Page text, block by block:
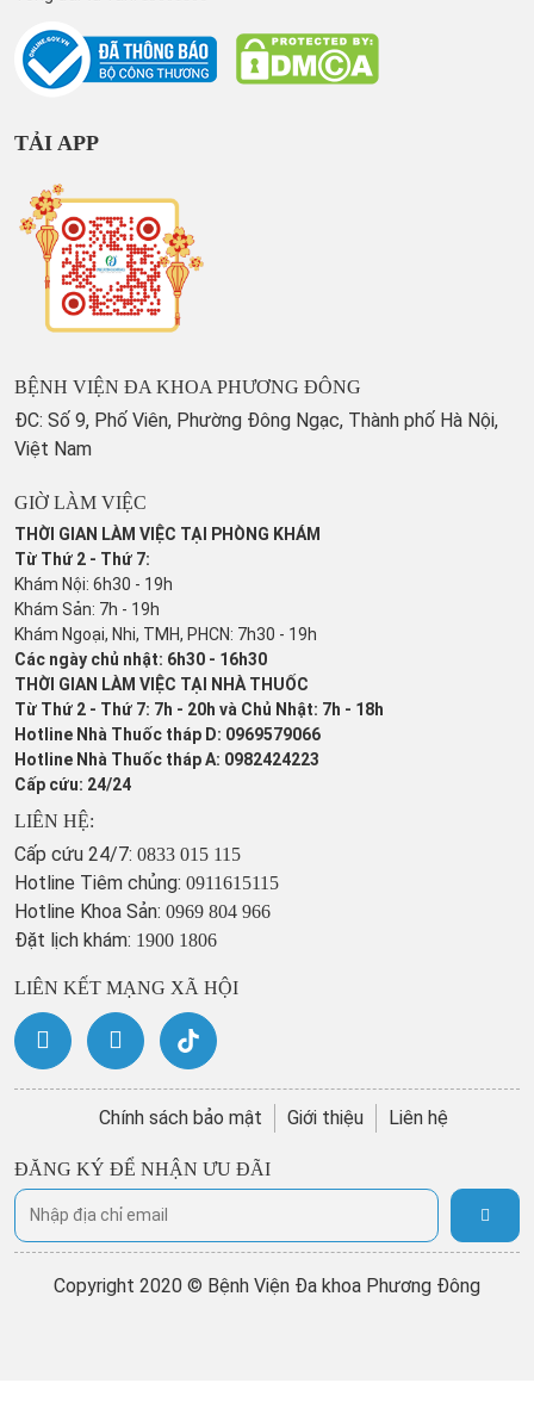
TẢI APP
BỆNH VIỆN ĐA KHOA PHƯƠNG ĐÔNG
ĐC: Số 9, Phố Viên, Phường Đông Ngạc, Thành phố Hà Nội,
Việt Nam
GIỜ LÀM VIỆC
THỜI GIAN LÀM VIỆC TẠI PHÒNG KHÁM
Từ Thứ 2 - Thứ 7:
Khám Nội: 6h30 - 19h
Khám Sản: 7h - 19h
Khám Ngoại, Nhi, TMH, PHCN: 7h30 - 19h
Các ngày chủ nhật: 6h30 - 16h30
THỜI GIAN LÀM VIỆC TẠI NHÀ THUỐC
Từ Thứ 2 - Thứ 7: 7h - 20h và Chủ Nhật: 7h - 18h
Hotline Nhà Thuốc tháp D: 0969579066
Hotline Nhà Thuốc tháp A: 0982424223
Cấp cứu: 24/24
LIÊN HỆ:
Cấp cứu 24/7: 0833 015 115
Hotline Tiêm chủng: 0911615115
Hotline Khoa Sản: 0969 804 966
Đặt lịch khám: 1900 1806
LIÊN KẾT MẠNG XÃ HỘI
Chính sách bảo mật Giới thiệu Liên hệ
ĐĂNG KÝ ĐỂ NHẬN ƯU ĐÃI
Copyright 2020 © Bệnh Viện Đa khoa Phương Đông